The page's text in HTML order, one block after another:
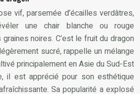
vif, parsemée d’écailles verdâtres,
une chair blanche ou rouge
noires. C’est le fruit du dragon
sucré, rappelle un mélange
principalement en Asie du Sud-Est
il est apprécié pour son esthétique
Sa popularité a explosé